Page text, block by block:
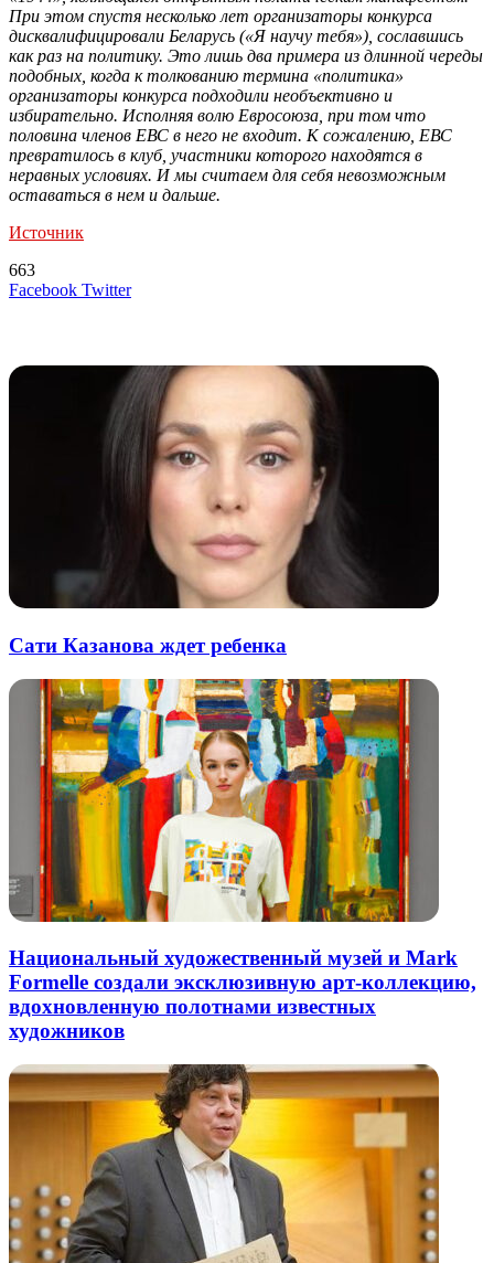
При этом спустя несколько лет организаторы конкурса
дисквалифицировали Беларусь («Я научу тебя»), сославшись
как раз на политику. Это лишь два примера из длинной череды
подобных, когда к толкованию термина «политика»
организаторы конкурса подходили необъективно и
избирательно. Исполняя волю Евросоюза, при том что
половина членов ЕВС в него не входит. К сожалению, ЕВС
превратилось в клуб, участники которого находятся в
неравных условиях. И мы считаем для себя невозможным
оставаться в нем и дальше.
Источник
663
Facebook TwitterLinkedIn
Tumblr
Reddit
Вконтакте
Одноклассники
Skype
Messenger
Messenger
WhatsApp
Telegram
Viber
Line
Поделиться
Печатать
Сати Казанова ждет ребенка
Национальный художественный музей и Mark
Formelle создали эксклюзивную арт-коллекцию,
вдохновленную полотнами известных
художников